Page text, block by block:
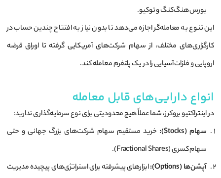
بورس هنگ‌کنگ و توکیو.
این تنوع به معامله‌گر اجازه می‌دهد تا بدون نیاز به افتتاح چندین حساب در
کارگزاری‌های مختلف، از سهام شرکت‌های آمریکایی گرفته تا اوراق قرضه
اروپایی و فلزات آسیایی را در یک پلتفرم معامله کند.
انواع دارایی‌های قابل معامله
در اینتراکتیو بروکرز، شما عملاً هیچ محدودیتی برای نوع سرمایه‌گذاری ندارید:
سهام (Stocks):
خرید مستقیم سهام شرکت‌های بزرگ جهانی و حتی
سهام کسری (Fractional Shares).
آپشن‌ها (Options):
ابزارهای پیشرفته برای استراتژی‌های پیچیده مدیریت